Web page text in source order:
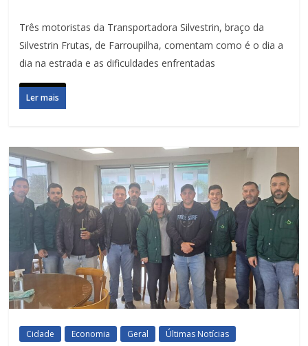
Três motoristas da Transportadora Silvestrin, braço da
Silvestrin Frutas, de Farroupilha, comentam como é o dia a
dia na estrada e as dificuldades enfrentadas
Ler mais
Cidade Economia Geral Últimas Notícias